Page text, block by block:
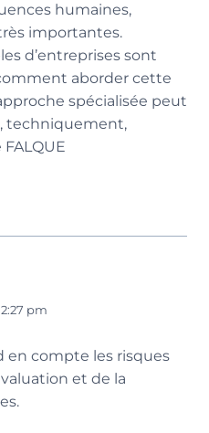
humaines,
importantes.
d’entreprises sont
aborder cette
spécialisée peut
techniquement,
pm
en compte les risques
et de la